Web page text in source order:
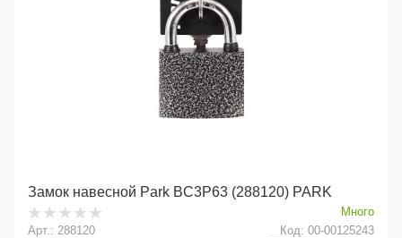
Замок навесной Park BC3P63 (288120) PARK
Много
Арт.: 288120
Код: 00-00125243